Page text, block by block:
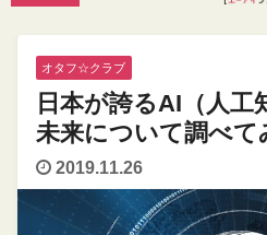
オタフ☆クラブ
日本が誇るAI（人工
未来について調べて
2019.11.26